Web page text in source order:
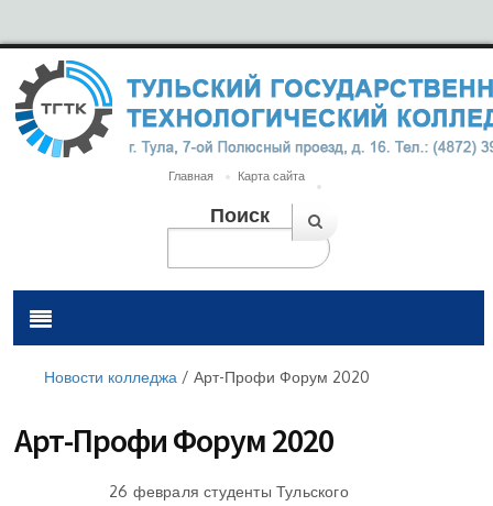
Главная Карта сайта
Поиск
Новости колледжа / Арт-Профи Форум 2020
Арт-Профи Форум 2020
26 февраля студенты Тульского